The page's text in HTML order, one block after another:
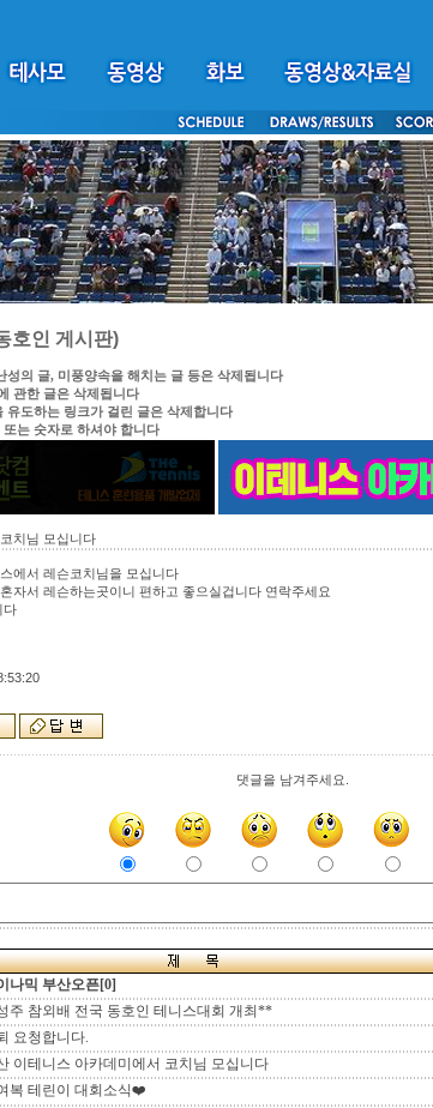
호인 게시판)
의 글, 미풍양속을 해치는 글 등은 삭제됩니다
관한 글은 삭제됩니다
도하는 링크가 걸린 글은 삭제합니다
는 숫자로 하셔야 합니다
치님 모십니다
에서 레슨코치님을 모십니다
자서 레슨하는곳이니 편하고 좋으실겁니다 연락주세요
다
댓글을 남겨주세요.
나믹 부산오픈[0]
주 참외배 전국 동호인 테니스대회 개최**
요청합니다.
이테니스 아카데미에서 코치님 모십니다
복 테린이 대회소식❤️